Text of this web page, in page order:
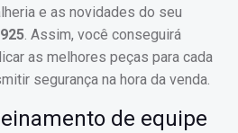
e as novidades do seu
. Assim, você conseguirá
as melhores peças para cada
segurança na hora da venda.
de equipe